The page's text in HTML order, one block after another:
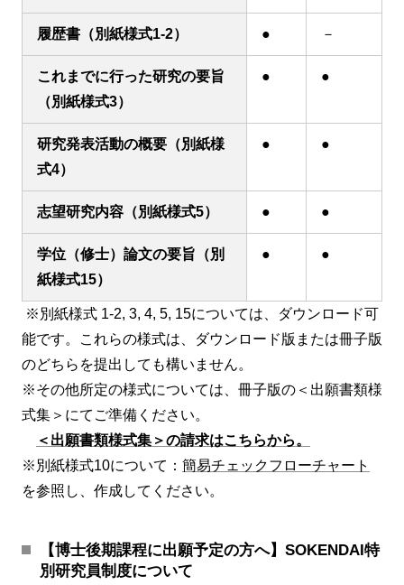
履歴書（別紙様式1-2） ● －
これまでに行った研究の要旨
（別紙様式3）
● ●
研究発表活動の概要（別紙様
式4）
● ●
志望研究内容（別紙様式5） ● ●
学位（修士）論文の要旨（別
紙様式15）
● ●
※別紙様式 1-2, 3, 4, 5, 15については、ダウンロード可
能です。これらの様式は、ダウンロード版または冊子版
のどちらを提出しても構いません。
※その他所定の様式については、冊子版の＜出願書類様
式集＞にてご準備ください。
＜出願書類様式集＞の請求はこちらから。
※別紙様式10について： 簡易チェックフローチャート
を参照し、作成してください。
【博士後期課程に出願予定の方へ】SOKENDAI特
別研究員制度について